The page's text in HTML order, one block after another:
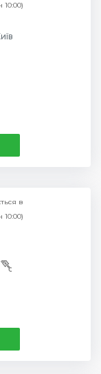
10:00)
64, Київ
в
10:00)